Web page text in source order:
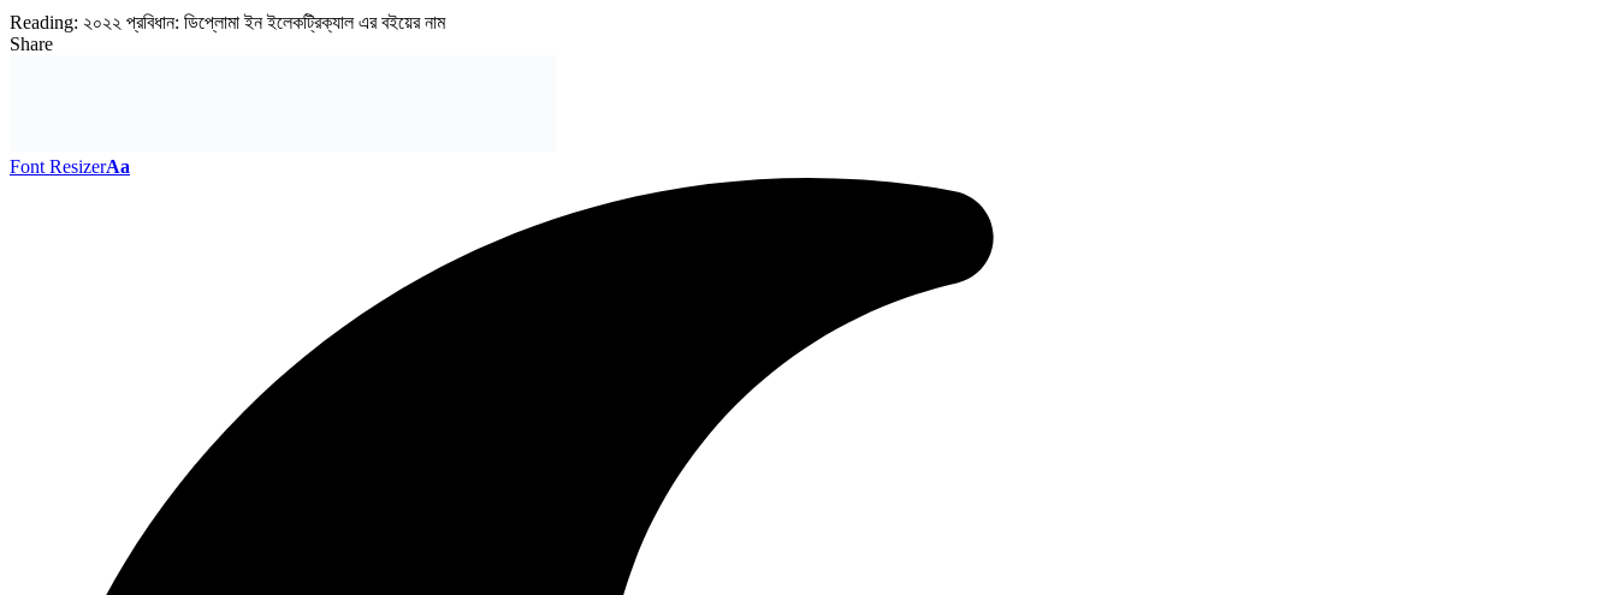
Reading: ২০২২ প্রবিধান: ডিপ্লোমা ইন ইলেকট্রিক্যাল এর বইয়ের নাম
Share
Font ResizerAa